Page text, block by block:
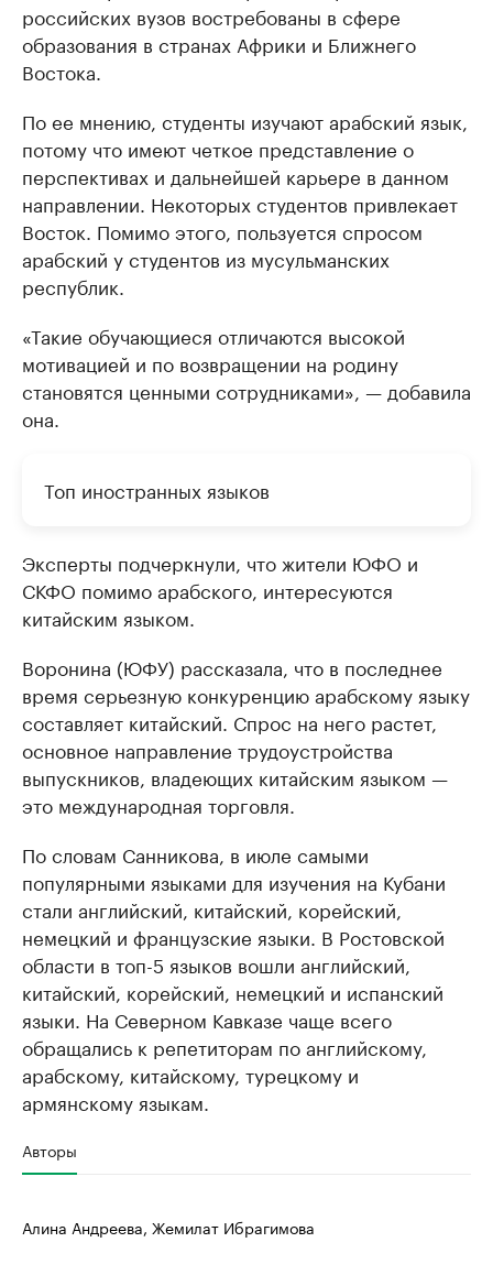
российских вузов востребованы в сфере
образования в странах Африки и Ближнего
Востока.
По ее мнению, студенты изучают арабский язык,
потому что имеют четкое представление о
перспективах и дальнейшей карьере в данном
направлении. Некоторых студентов привлекает
Восток. Помимо этого, пользуется спросом
арабский у студентов из мусульманских
республик.
«Такие обучающиеся отличаются высокой
мотивацией и по возвращении на родину
становятся ценными сотрудниками», — добавила
она.
Топ иностранных языков
Эксперты подчеркнули, что жители ЮФО и
СКФО помимо арабского, интересуются
китайским языком.
Воронина (ЮФУ) рассказала, что в последнее
время серьезную конкуренцию арабскому языку
составляет китайский. Спрос на него растет,
основное направление трудоустройства
выпускников, владеющих китайским языком —
это международная торговля.
По словам Санникова, в июле самыми
популярными языками для изучения на Кубани
стали английский, китайский, корейский,
немецкий и французские языки. В Ростовской
области в топ-5 языков вошли английский,
китайский, корейский, немецкий и испанский
языки. На Северном Кавказе чаще всего
обращались к репетиторам по английскому,
арабскому, китайскому, турецкому и
армянскому языкам.
Авторы
Алина Андреева, Жемилат Ибрагимова